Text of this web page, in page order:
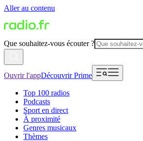
Aller au contenu
Que souhaitez-vous écouter ?
Ouvrir l'appDécouvrir Prime
Top 100 radios
Podcasts
Sport en direct
À proximité
Genres musicaux
Thèmes